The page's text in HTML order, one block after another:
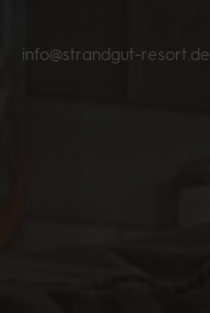
info@strandgut-resort.de